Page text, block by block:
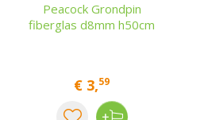
Peacock Grondpin
fiberglas d8mm h50cm
€ 3,59